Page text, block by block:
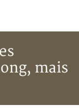
mais